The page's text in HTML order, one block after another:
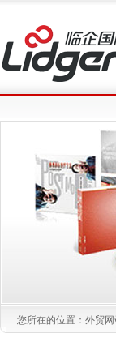
您所在的位置： 外贸